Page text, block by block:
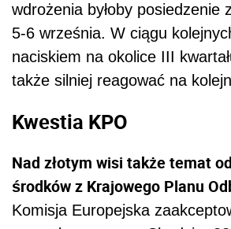
wdrożenia byłoby posiedzenie
5-6 września. W ciągu
naciskiem na okolice III
także silniej reagować na
Kwestia KPO
Nad złotym wisi także temat
środków z Krajowego Planu
Komisja Europejska